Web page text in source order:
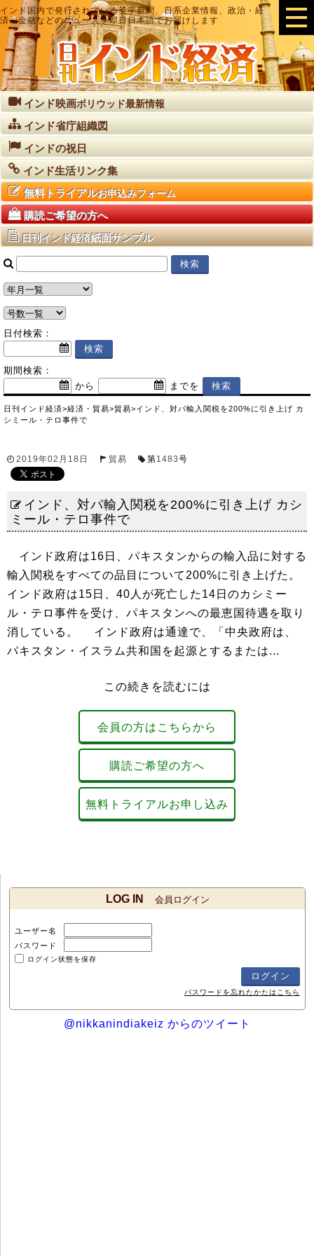
インド国内で発行されている英字新聞、日系企業情報、政治・経
済・金融などのニュースを即日日本語でお届けします
インド映画ボリウッド最新情報
インド省庁組織図
インドの祝日
インド生活リンク集
無料トライアルお申込みフォーム
購読ご希望の方へ
日刊インド経済紙面サンプル
日付検索：
期間検索：
から
までを
日刊インド経済>経済・貿易>貿易>インド、対パ輸入関税を200%に引き上げ カ
シミール・テロ事件で
2019年02月18日 貿易 第1483号
インド、対パ輸入関税を200%に引き上げ カシ
ミール・テロ事件で
インド政府は16日、パキスタンからの輸入品に対する
輸入関税をすべての品目について200%に引き上げた。
インド政府は15日、40人が死亡した14日のカシミー
ル・テロ事件を受け、パキスタンへの最恵国待遇を取り
消している。 インド政府は通達で、「中央政府は、
パキスタン・イスラム共和国を起源とするまたは...
この続きを読むには
会員の方はこちらから
購読ご希望の方へ
無料トライアルお申し込み
LOG IN 会員ログイン
ユーザー名
パスワード
ログイン状態を保存
パスワードを忘れたかたはこちら
@nikkanindiakeiz からのツイート